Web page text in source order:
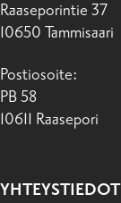
Raaseporintie 37
10650 Tammisaari
Postiosoite:
PB 58
10611 Raasepori
YHTEYSTIEDOT